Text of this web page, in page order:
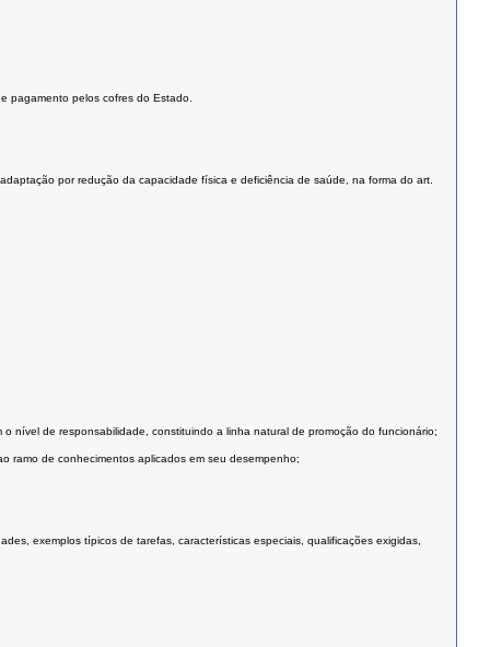
pagamento pelos cofres do Estado.
por redução da capacidade física e deficiência de saúde, na forma do art.
nível de responsabilidade, constituindo a linha natural de promoção do funcionário;
ramo de conhecimentos aplicados em seu desempenho;
exemplos típicos de tarefas, características especiais, qualificações exigidas,